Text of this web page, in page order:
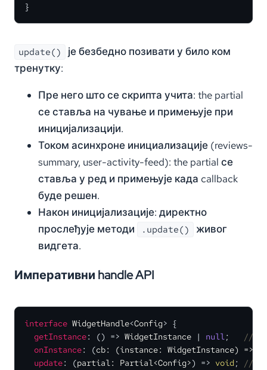
}
update()
је безбедно позивати у било ком
тренутку:
Пре него што се скрипта учита: the partial
се ставља на чување и примењује при
иницијализацији.
Током асинхроне инициализације (reviews-
summary, user-activity-feed): the partial се
ставља у ред и примењује када callback
буде решен.
Након иницијализације: директно
прослеђује методи
.update()
живог
видгета.
Императивни handle API
interface WidgetHandle<Config> {
getInstance: () => WidgetInstance | null;
//
onInstance: (cb: (instance: WidgetInstance) =>
update: (partial: Partial<Config>) => void;
//